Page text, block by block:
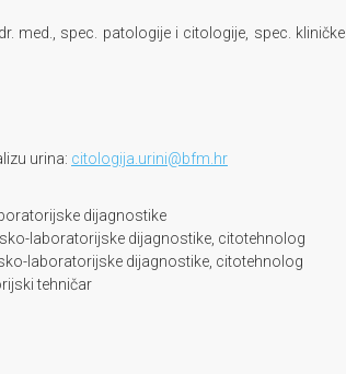
med., spec. patologije i citologije, spec. kliničke
urina: citologija.urini@bfm.hr
dijagnostike
laboratorijske dijagnostike, citotehnolog
laboratorijske dijagnostike, citotehnolog
tehničar